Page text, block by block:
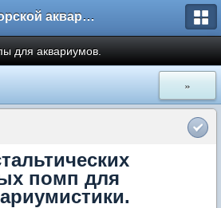
Морской аквариум. Форумы ReefCentral.ru
для аквариумов.
»
помп для